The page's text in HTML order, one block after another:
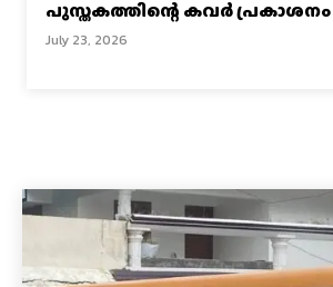
പുസ്തകത്തിന്റെ കവർ
July 23, 2026